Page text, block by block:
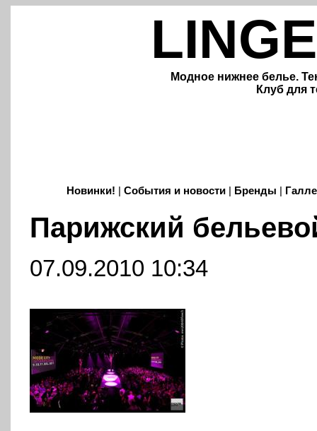
Модное нижнее белье.
Клуб для
Новинки! События и новости| Бренды
Парижский
07.09.2010 10:34